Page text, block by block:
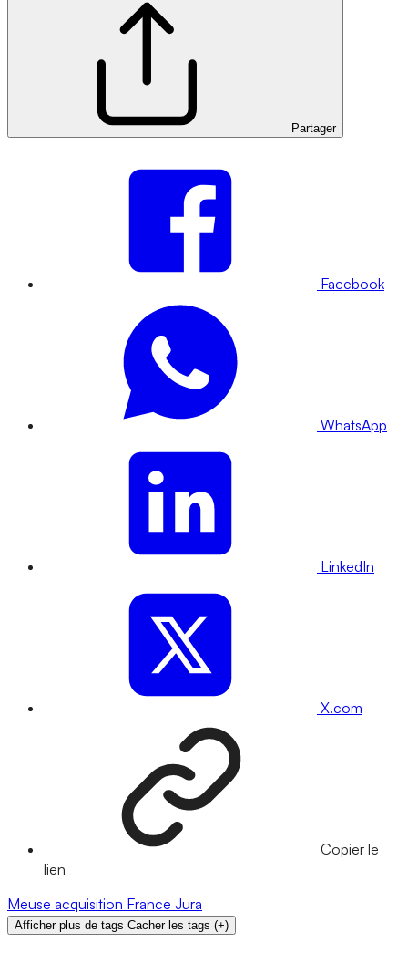
Partager
Facebook
WhatsApp
LinkedIn
X.com
Copier le
lien
Meuse acquisition France Jura
Afficher plus de tags Cacher les tags (+)